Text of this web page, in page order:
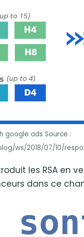
google ads Source :
ws/2018/07/10/
les RSA en
dans ce